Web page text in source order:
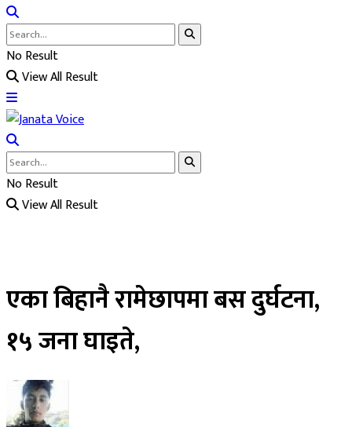
No Result
View All Result
No Result
View All Result
एका बिहानै रामेछापमा बस दुर्घटना,
१५ जना घाइते,